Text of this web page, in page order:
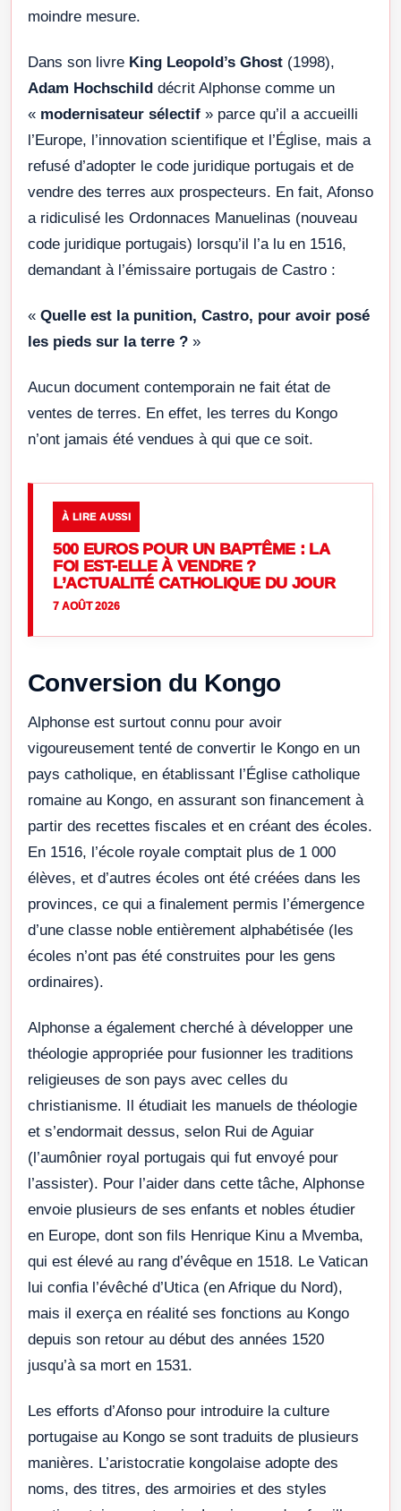
moindre mesure.
Dans son livre King Leopold’s Ghost (1998),
Adam Hochschild décrit Alphonse comme un
« modernisateur sélectif » parce qu’il a accueilli
l’Europe, l’innovation scientifique et l’Église, mais a
refusé d’adopter le code juridique portugais et de
vendre des terres aux prospecteurs. En fait, Afonso
a ridiculisé les Ordonnaces Manuelinas (nouveau
code juridique portugais) lorsqu’il l’a lu en 1516,
demandant à l’émissaire portugais de Castro :
« Quelle est la punition, Castro, pour avoir posé
les pieds sur la terre ? »
Aucun document contemporain ne fait état de
ventes de terres. En effet, les terres du Kongo
n’ont jamais été vendues à qui que ce soit.
À LIRE AUSSI
500 EUROS POUR UN BAPTÊME : LA
FOI EST-ELLE À VENDRE ?
L’ACTUALITÉ CATHOLIQUE DU JOUR
7 AOÛT 2026
Conversion du Kongo
Alphonse est surtout connu pour avoir
vigoureusement tenté de convertir le Kongo en un
pays catholique, en établissant l’Église catholique
romaine au Kongo, en assurant son financement à
partir des recettes fiscales et en créant des écoles.
En 1516, l’école royale comptait plus de 1 000
élèves, et d’autres écoles ont été créées dans les
provinces, ce qui a finalement permis l’émergence
d’une classe noble entièrement alphabétisée (les
écoles n’ont pas été construites pour les gens
ordinaires).
Alphonse a également cherché à développer une
théologie appropriée pour fusionner les traditions
religieuses de son pays avec celles du
christianisme. Il étudiait les manuels de théologie
et s’endormait dessus, selon Rui de Aguiar
(l’aumônier royal portugais qui fut envoyé pour
l’assister). Pour l’aider dans cette tâche, Alphonse
envoie plusieurs de ses enfants et nobles étudier
en Europe, dont son fils Henrique Kinu a Mvemba,
qui est élevé au rang d’évêque en 1518. Le Vatican
lui confia l’évêché d’Utica (en Afrique du Nord),
mais il exerça en réalité ses fonctions au Kongo
depuis son retour au début des années 1520
jusqu’à sa mort en 1531.
Les efforts d’Afonso pour introduire la culture
portugaise au Kongo se sont traduits de plusieurs
manières. L’aristocratie kongolaise adopte des
noms, des titres, des armoiries et des styles